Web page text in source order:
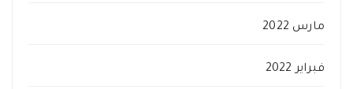
مارس 2022
فبراير 2022